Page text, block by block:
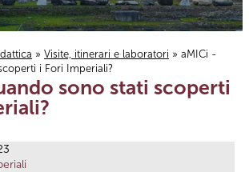
» Visite, itinerari e laboratori » aMICi -
i Fori Imperiali?
sono stati scoperti